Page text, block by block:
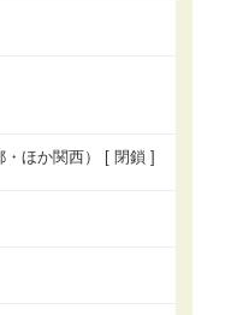
・ほか関西） [ 閉鎖 ]